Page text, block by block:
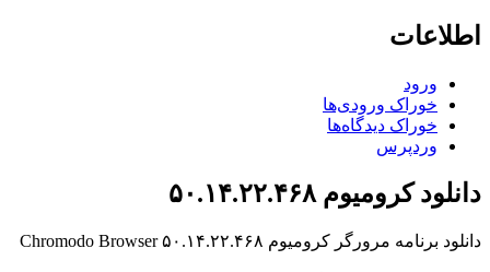
اطلاعات
ورود
خوراک ورودی‌ها
خوراک دیدگاه‌ها
وردپرس
دانلود کرومیوم ۵۰.۱۴.۲۲.۴۶۸
دانلود برنامه مرورگر کرومیوم Chromodo Browser ۵۰.۱۴.۲۲.۴۶۸